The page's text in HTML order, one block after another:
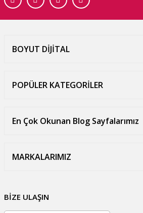
BOYUT DİJİTAL
POPÜLER KATEGORİLER
En Çok Okunan Blog Sayfalarımız
MARKALARIMIZ
BİZE ULAŞIN